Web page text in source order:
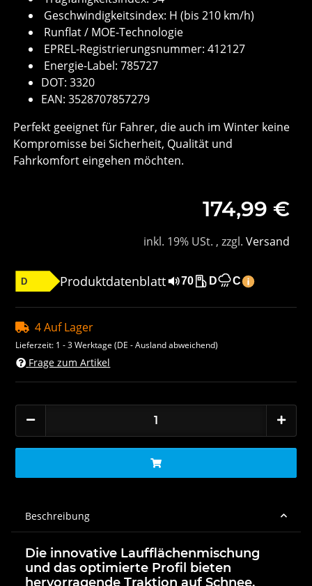
Geschwindigkeitsindex: H (bis 210 km/h)
Runflat / MOE-Technologie
EPREL-Registrierungsnummer: 412127
Energie-Label: 785727
DOT: 3320
EAN: 3528707857279
Perfekt geeignet für Fahrer, die auch im Winter keine
Kompromisse bei Sicherheit, Qualität und
Fahrkomfort eingehen möchten.
174,99 €
inkl. 19% USt. , zzgl. Versand
D Produktdatenblatt 70 D C
4 Auf Lager
Lieferzeit: 1 - 3 Werktage(DE - Ausland abweichend)
Frage zum Artikel
Beschreibung
Die innovative Laufflächenmischung
und das optimierte Profil bieten
hervorragende Traktion auf Schnee,